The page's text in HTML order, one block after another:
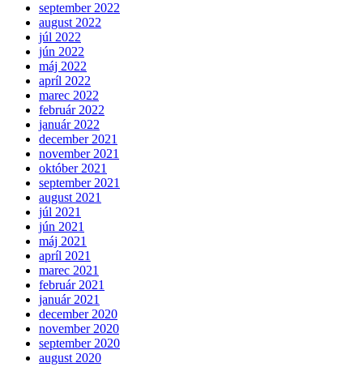
september 2022
august 2022
júl 2022
jún 2022
máj 2022
apríl 2022
marec 2022
február 2022
január 2022
december 2021
november 2021
október 2021
september 2021
august 2021
júl 2021
jún 2021
máj 2021
apríl 2021
marec 2021
február 2021
január 2021
december 2020
november 2020
september 2020
august 2020